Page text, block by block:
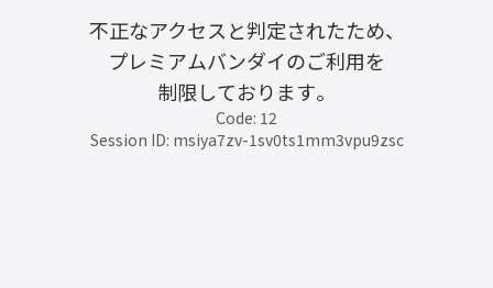
不正なアクセスと判定されたため、
プレミアムバンダイのご利用を
制限しております。
Code: 12
Session ID: msiya7zv-1sv0ts1mm3vpu9zsc